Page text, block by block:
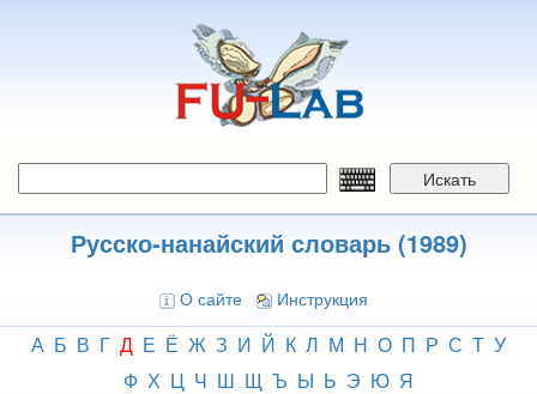
Искать
Русско-нанайский словарь (1989)
О сайте Инструкция
А Б В Г Д Е Ё Ж З И Й К Л М Н О П Р С Т У
Ф Х Ц Ч Ш Щ Ъ Ы Ь Э Ю Я